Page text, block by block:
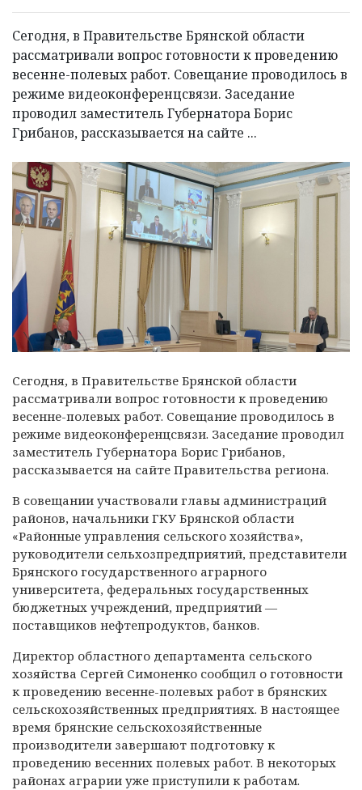
Сегодня, в Правительстве Брянской области
рассматривали вопрос готовности к проведению
весенне-полевых работ. Совещание проводилось в
режиме видеоконференцсвязи. Заседание
проводил заместитель Губернатора Борис
Грибанов, рассказывается на сайте ...
Сегодня, в Правительстве Брянской области
рассматривали вопрос готовности к проведению
весенне-полевых работ. Совещание проводилось в
режиме видеоконференцсвязи. Заседание проводил
заместитель Губернатора Борис Грибанов,
рассказывается на сайте Правительства региона.
В совещании участвовали главы администраций
районов, начальники ГКУ Брянской области
«Районные управления сельского хозяйства»,
руководители сельхозпредприятий, представители
Брянского государственного аграрного
университета, федеральных государственных
бюджетных учреждений, предприятий —
поставщиков нефтепродуктов, банков.
Директор областного департамента сельского
хозяйства Сергей Симоненко сообщил о готовности
к проведению весенне-полевых работ в брянских
сельскохозяйственных предприятиях. В настоящее
время брянские сельскохозяйственные
производители завершают подготовку к
проведению весенних полевых работ. В некоторых
районах аграрии уже приступили к работам.